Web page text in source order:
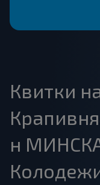
Квитки
н